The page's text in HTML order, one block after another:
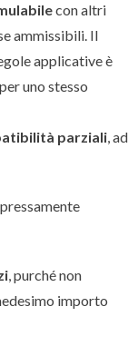
con altri
ammissibili. Il
applicative è
per uno stesso
parziali, ad
, purché non
importo